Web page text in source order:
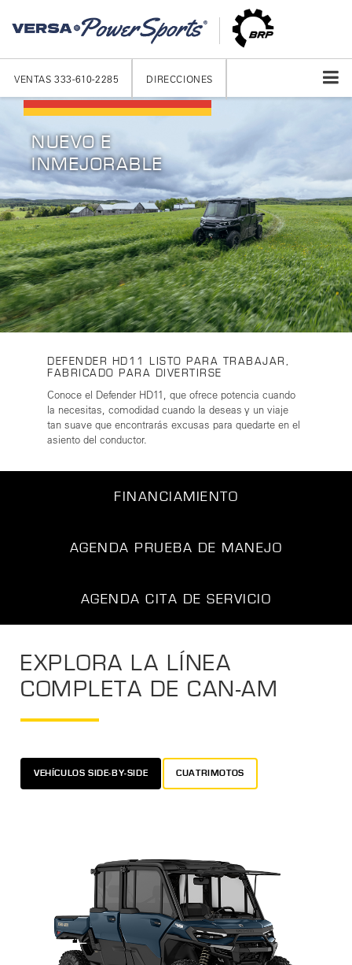
VENTAS 333-610-2285 DIRECCIONES
NUEVO E
INMEJORABLE
DEFENDER HD11 LISTO PARA TRABAJAR,
FABRICADO PARA DIVERTIRSE
Conoce el Defender HD11, que ofrece potencia cuando
la necesitas, comodidad cuando la deseas y un viaje
tan suave que encontrarás excusas para quedarte en el
asiento del conductor.
FINANCIAMIENTO
AGENDA PRUEBA DE MANEJO
AGENDA CITA DE SERVICIO
EXPLORA LA LÍNEA
COMPLETA DE CAN-AM
VEHÍCULOS SIDE-BY-SIDE CUATRIMOTOS